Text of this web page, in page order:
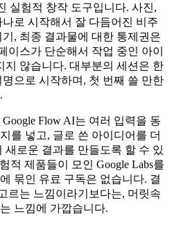
실험적 창작 도구입니다. 사진,
로 시작해서 잘 다듬어진 비주
, 최종 결과물에 대한 통제권은
이스가 단순해서 작업 중인 아이
지 않습니다. 대부분의 세션은 한
으로 시작하며, 첫 번째 쓸 만한
Flow AI는 여러 입력을 동
를 넣고, 글로 쓴 아이디어를 더
새로운 결과를 만들도록 할 수 있
적 제품들이 모인 Google Labs를
묶인 유료 구독은 없습니다. 결
르는 느낌이라기보다는, 머릿속
느낌에 가깝습니다.